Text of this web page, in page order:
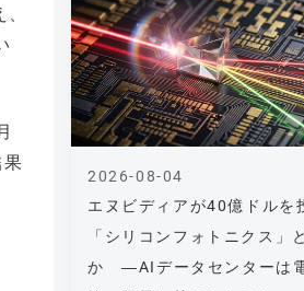
エヌビディアが40億ドルを
「シリコンフォトニクス」
か ―AIデータセンターは
2026-08-04